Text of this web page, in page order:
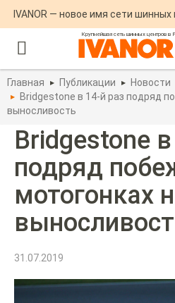
IVANOR — новое имя сети шинных
Крупнейшая сеть шинных центров в
Главная Публикации
Новости
Bridgestone в 14-й раз подряд
выносливость
Bridgestone
подряд
мотогонках
31.07.2019